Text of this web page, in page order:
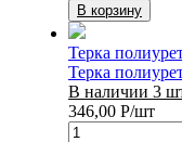
В корзину
Терка
Терка
В наличии 3
346,00 Р/шт